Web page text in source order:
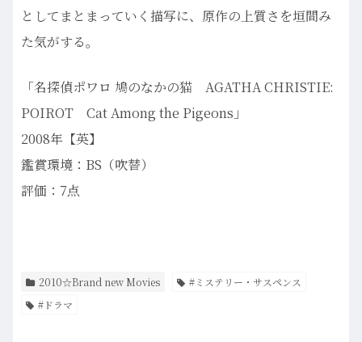
としてまとまっていく描写に、原作の上質さを垣間み
た気がする。
「名探偵ポワロ 鳩のなかの猫 AGATHA CHRISTIE:
POIROT Cat Among the Pigeons」
2008年【英】
鑑賞環境：BS（吹替）
評価：7点
2010☆Brand new Movies
#ミステリー・サスペンス
#ドラマ